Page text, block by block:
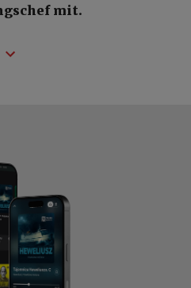
mit.